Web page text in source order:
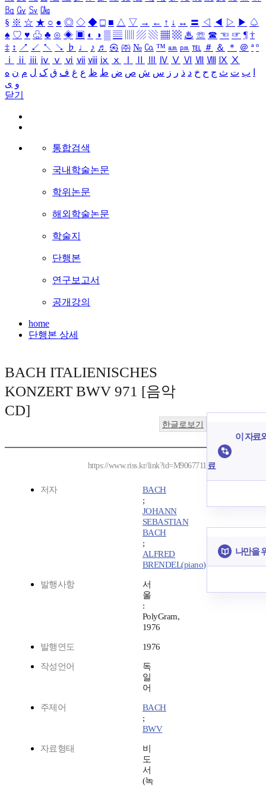
㏃ ㏉ ㏜ ㏆
§ ※ ☆ ★ ○ ● ◎ ◇ ◆ □ ■ △ ▽ → ← ↑ ↓ ↔ 〓 ◁ ◀ ▷ ▶ ♤
♠ ♡ ♥ ♧ ♣ ⊙ ◈ ▣ ◐ ◑ ▒ ▤ ▨ ▧ ▦ ▩ ♨ ☏ ☎ ☜ ☞ ¶ †
‡ ↕ ↗ ↙ ↖ ↘ ♭ ♩ ♪ ♬ ㉿ ㈜ № ㏇ ™ ㏂ ㏘ ℡ ＃ ＆ ＊ ＠ ª º
ⅰ
ⅱ ⅲ ⅳ ⅴ ⅵ ⅶ ⅷ ⅸ ⅹ Ⅳ Ⅴ Ⅵ Ⅶ Ⅷ Ⅸ Ⅹ
ب ت ث ج ح خ د ذ ر ز س ش ص ض ط ظ ع غ ف ق ک ل م ن ه
و ی
닫기
통합검색
국내학술논문
학위논문
해외학술논문
학술지
단행본
연구보고서
공개강의
home
단행본 상세
BACH ITALIENISCHES
KONZERT BWV 971 [음악
CD]
한글로보기
https://www.riss.kr/link?id=M9067711
저자
BACH
;
JOHANN
SEBASTIAN
BACH
;
ALFRED
BRENDEL(piano)
발행사항
서
울
:
PolyGram,
1976
발행연도 1976
작성언어
독
일
어
주제어
BACH
;
BWV
자료형태
비
도
서
(녹
이 자료
료
나만을